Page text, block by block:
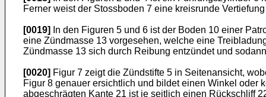
Ferner weist der Stossboden 7 eine kreisrunde
[0019]
In den Figuren 5 und 6 ist der Boden 10 einer
eine Zündmasse 13 vorgesehen, welche eine
Zündmasse 13 sich durch Reibung entzündet und
[0020] Figur 7 zeigt die Zündstifte 5 in Seitenansicht,
Figur 8 genauer ersichtlich und bildet einen Winkel oder
abgeschrägten Kante 21 ist je seitlich einen Rückschliff